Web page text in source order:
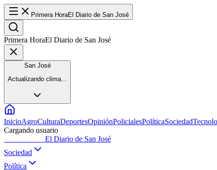
Primera HoraEl Diario de San José
Primera HoraEl Diario de San José
San José
Actualizando clima...
InicioAgroCulturaDeportesOpiniónPolicialesPolíticaSociedad
Cargando usuario
El Diario de San José
Sociedad
Política